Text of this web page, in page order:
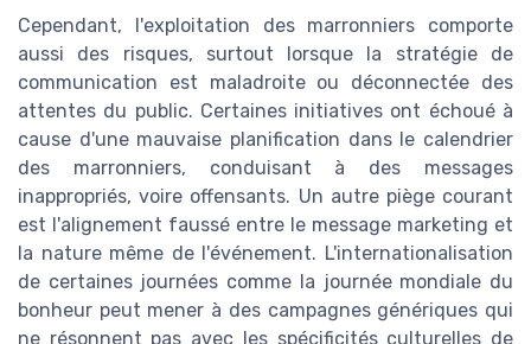
Cependant, l'exploitation des marronniers comporte
aussi des risques, surtout lorsque la stratégie de
communication est maladroite ou déconnectée des
attentes du public. Certaines initiatives ont échoué à
cause d'une mauvaise planification dans le calendrier
des marronniers, conduisant à des messages
inappropriés, voire offensants. Un autre piège courant
est l'alignement faussé entre le message marketing et
la nature même de l'événement. L'internationalisation
de certaines journées comme la journée mondiale du
bonheur peut mener à des campagnes génériques qui
ne résonnent pas avec les spécificités culturelles de